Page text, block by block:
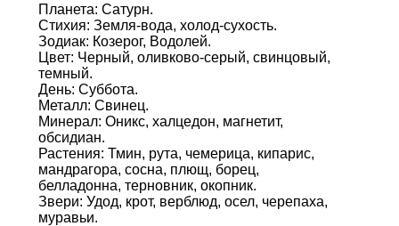
Планета: Сатурн.
Стихия: Земля-вода, холод-сухость.
Зодиак: Козерог, Водолей.
Цвет: Черный, оливково-серый, свинцовый,
темный.
День: Суббота.
Металл: Свинец.
Минерал: Оникс, халцедон, магнетит,
обсидиан.
Растения: Тмин, рута, чемерица, кипарис,
мандрагора, сосна, плющ, борец,
белладонна, терновник, окопник.
Звери: Удод, крот, верблюд, осел, черепаха,
муравьи.